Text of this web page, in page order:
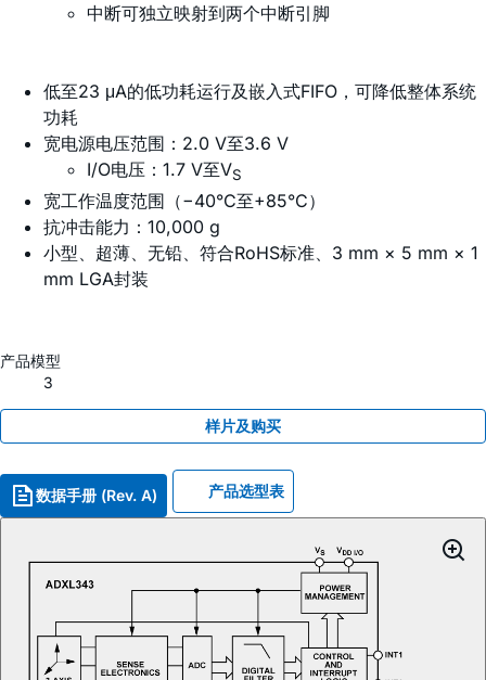
中断可独立映射到两个中断引脚
低至23 μA的低功耗运行及嵌入式FIFO，可降低整体系统
功耗
宽电源电压范围：2.0 V至3.6 V
I/O电压：1.7 V至VS
宽工作温度范围（−40°C至+85°C）
抗冲击能力：10,000 g
小型、超薄、无铅、符合RoHS标准、3 mm × 5 mm × 1
mm LGA封装
产品模型
3
样片及购买
数据手册 (Rev. A) 产品选型表